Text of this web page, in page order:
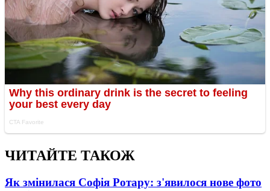
ЧИТАЙТЕ ТАКОЖ
Як змінилася Софія Ротару: з'явилося нове фото